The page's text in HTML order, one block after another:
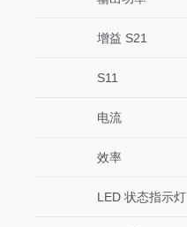
增益 S21
S11
电流
效率
LED 状态指示灯